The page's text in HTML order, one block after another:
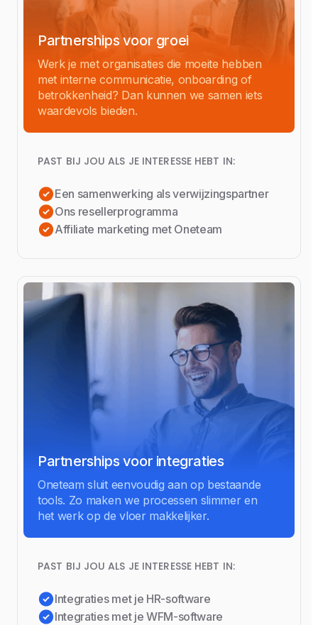
Partnerships voor groei
Werk je met organisaties die moeite hebben
met interne communicatie, onboarding of
betrokkenheid? Dan kunnen we samen iets
waardevols bieden.
PAST BIJ JOU ALS JE INTERESSE HEBT IN:
Een samenwerking als verwijzingspartner
Ons resellerprogramma
Affiliate marketing met Oneteam
Partnerships voor integraties
Oneteam sluit eenvoudig aan op bestaande
tools. Zo maken we processen slimmer en
het werk op de vloer makkelijker.
PAST BIJ JOU ALS JE INTERESSE HEBT IN:
Integraties met je HR-software
Integraties met je WFM-software